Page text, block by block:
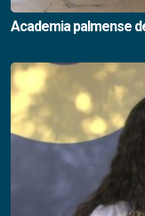
Academia palmense